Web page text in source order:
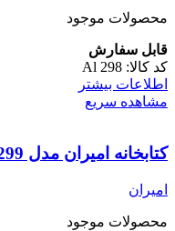
محصولات موجود
قابل سفارش
کد کالا: Al 298
اطلاعات بیشتر
مشاهده سریع
کتابخانه امیران مدل Amiran AL 299
امیران
محصولات موجود